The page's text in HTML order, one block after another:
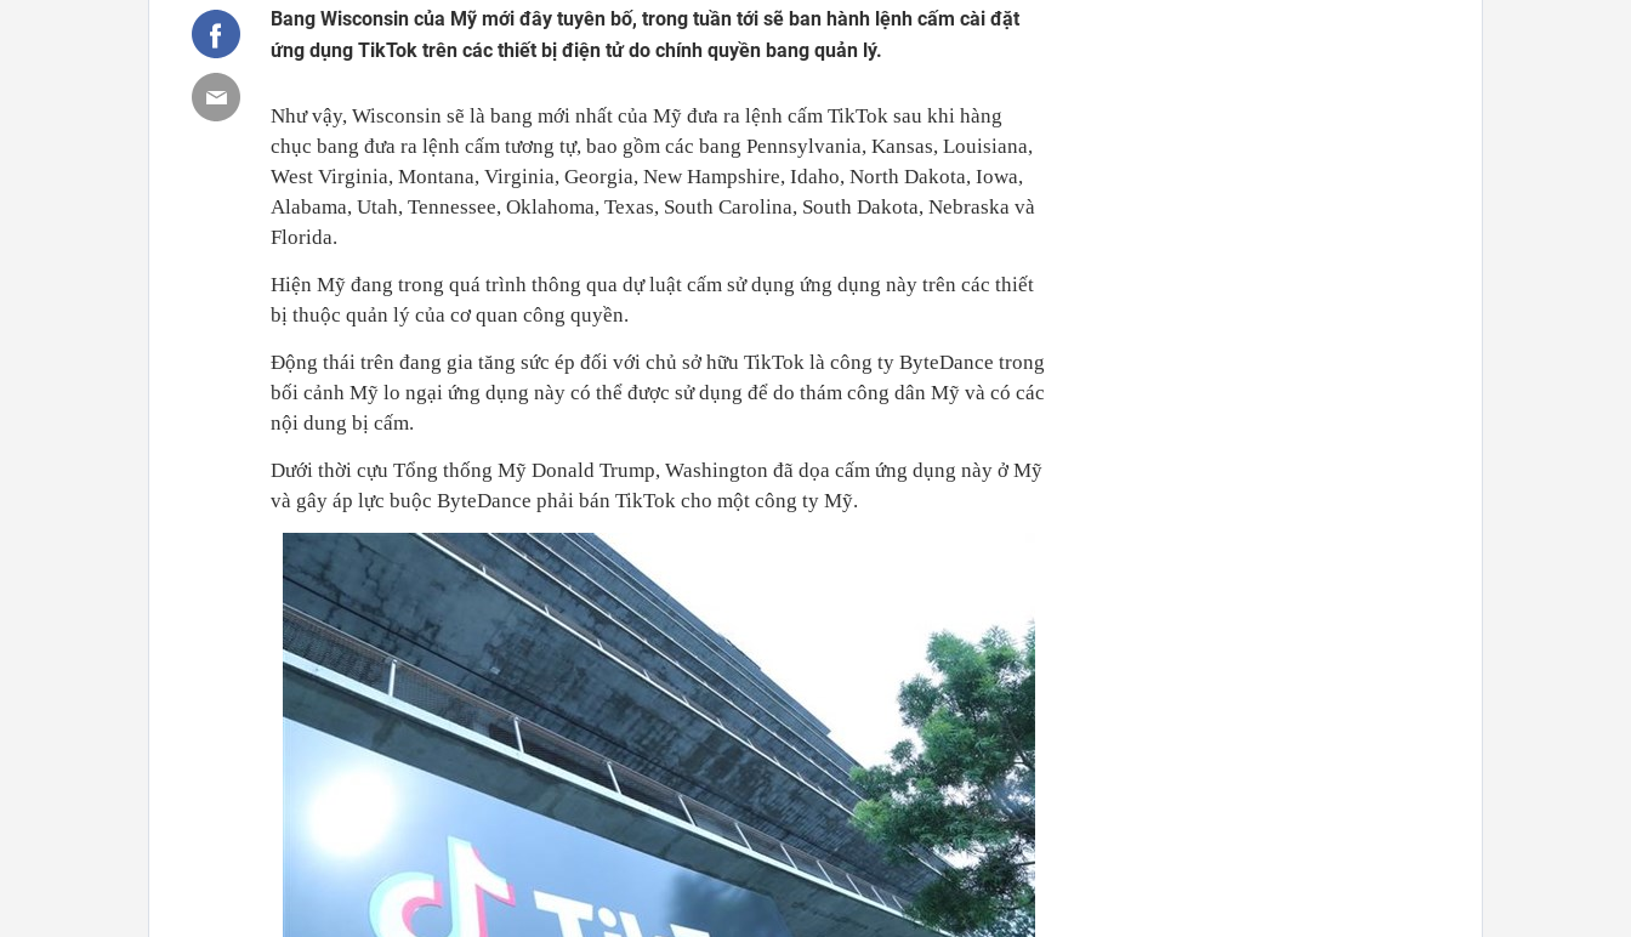
Bang Wisconsin của Mỹ mới đây tuyên bố, trong tuần tới sẽ ban hành lệnh cấm cài đặt
ứng dụng TikTok trên các thiết bị điện tử do chính quyền bang quản lý.
Như vậy, Wisconsin sẽ là bang mới nhất của Mỹ đưa ra lệnh cấm TikTok sau khi hàng
chục bang đưa ra lệnh cấm tương tự, bao gồm các bang Pennsylvania, Kansas, Louisiana,
West Virginia, Montana, Virginia, Georgia, New Hampshire, Idaho, North Dakota, Iowa,
Alabama, Utah, Tennessee, Oklahoma, Texas, South Carolina, South Dakota, Nebraska và
Florida.
Hiện Mỹ đang trong quá trình thông qua dự luật cấm sử dụng ứng dụng này trên các thiết
bị thuộc quản lý của cơ quan công quyền.
Động thái trên đang gia tăng sức ép đối với chủ sở hữu TikTok là công ty ByteDance trong
bối cảnh Mỹ lo ngại ứng dụng này có thể được sử dụng để do thám công dân Mỹ và có các
nội dung bị cấm.
Dưới thời cựu Tổng thống Mỹ Donald Trump, Washington đã dọa cấm ứng dụng này ở Mỹ
và gây áp lực buộc ByteDance phải bán TikTok cho một công ty Mỹ.